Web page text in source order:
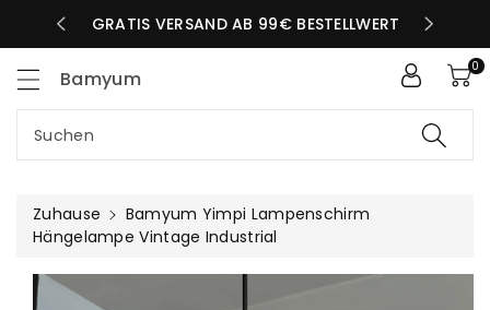
TAG GRATIS VERSAND AB 99€ BESTELLWERT
Bamyum
Suchen
0
Zuhause
Bamyum Yimpi Lampenschirm
Hängelampe Vintage Industrial